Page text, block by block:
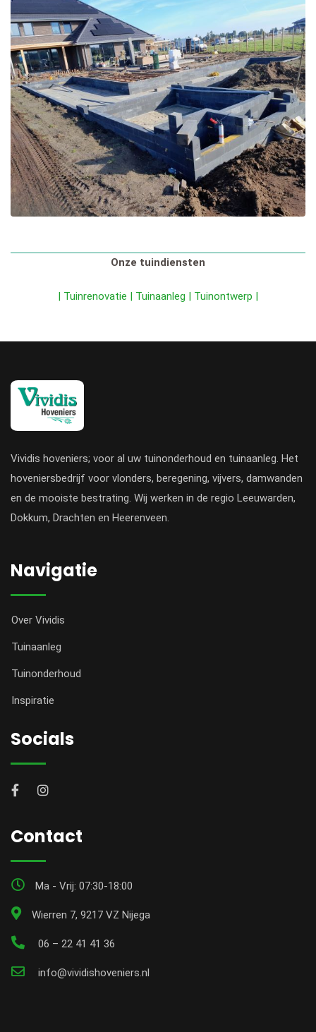
Onze tuindiensten
| Tuinrenovatie | Tuinaanleg | Tuinontwerp |
Vividis hoveniers; voor al uw tuinonderhoud en tuinaanleg. Het
hoveniersbedrijf voor vlonders, beregening, vijvers, damwanden
en de mooiste bestrating. Wij werken in de regio Leeuwarden,
Dokkum, Drachten en Heerenveen.
Navigatie
Over Vividis
Tuinaanleg
Tuinonderhoud
Inspiratie
Socials
Contact
Ma - Vrij: 07:30-18:00
Wierren 7, 9217 VZ Nijega
06 – 22 41 41 36
info@vividishoveniers.nl